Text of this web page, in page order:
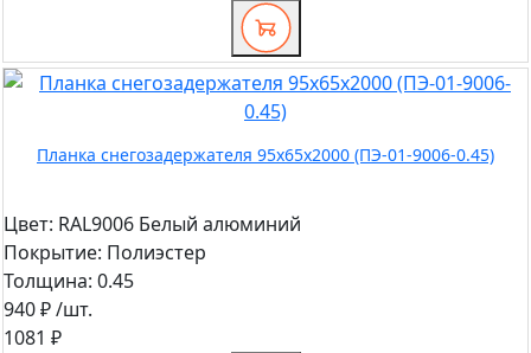
Планка снегозадержателя 95х65х2000 (ПЭ-01-9006-0.45)
Цвет: RAL9006 Белый алюминий
Покрытие: Полиэстер
Толщина: 0.45
940 ₽/шт.
1081 ₽